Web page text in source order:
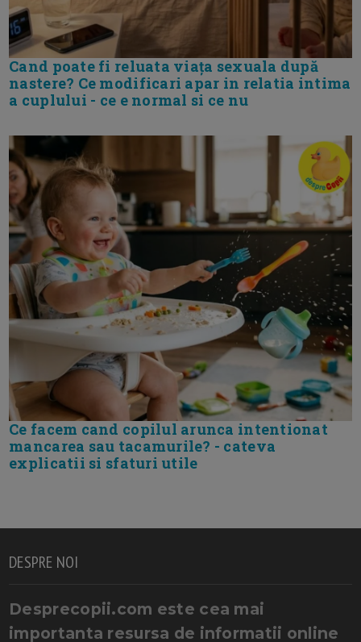
Cand poate fi reluata viața sexuala după
nastere? Ce modificari apar in relatia intima
a cuplului - ce e normal si ce nu
Ce facem cand copilul arunca intentionat
mancarea sau tacamurile? - cateva
explicatii si sfaturi utile
DESPRE NOI
Desprecopii.com este cea mai
importanta resursa de informatii online